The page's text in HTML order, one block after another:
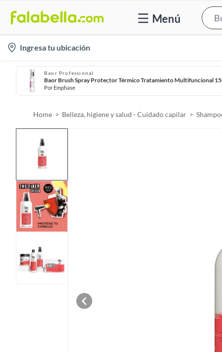
Menú
Ingresa tu ubicación
Baor Professional
Baor Brush Spray Protector Térmico Tratamiento Multifuncional
Por Emphase
Home Belleza, higiene y salud - Cuidado capilar